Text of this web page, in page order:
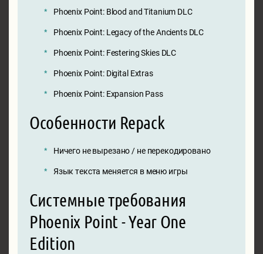
Phoenix Point: Blood and Titanium DLC
Phoenix Point: Legacy of the Ancients DLC
Phoenix Point: Festering Skies DLC
Phoenix Point: Digital Extras
Phoenix Point: Expansion Pass
Особенности Repack
Ничего не вырезано / не перекодировано
Язык текста меняется в меню игры
Системные требования
Phoenix Point - Year One
Edition